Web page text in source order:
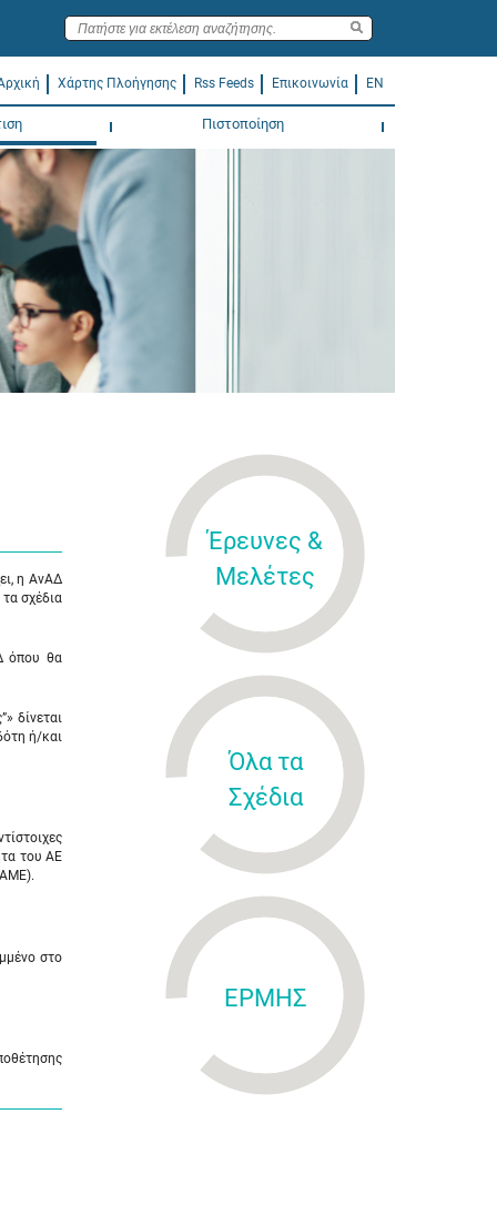
Χάρτης Πλοήγησης Rss Feeds Επικοινωνία EN
Πιστοποίηση
η ΑνΑΔ
σχέδια
όπου θα
δίνεται
ή/και
του ΑΕ
στο
Έρευνες &
Μελέτες
Όλα τα
Σχέδια
ΕΡΜΗΣ